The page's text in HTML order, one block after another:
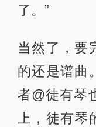
了。”
当然了，要
的还是谱曲
者@徒有琴
上，徒有